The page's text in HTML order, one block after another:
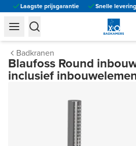
Laagste prijsgarantie Snelle levering
Badkranen
Blaufoss Round
inclusief